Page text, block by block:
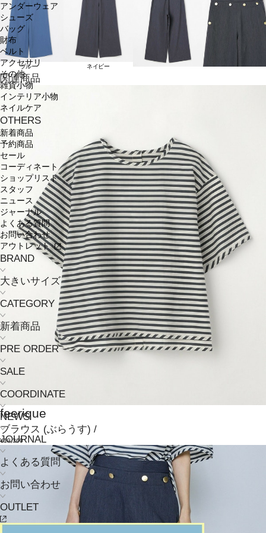
アンダーウェア
シューズ
バッグ
財布
ベルト
アクセサリ
その他
雑貨小物
インテリア小物
ネイルケア
OTHERS
新着商品
予約商品
セール
コーディネート
ショップリスト
スタッフ
ニュース
ジャーナル
よくある質問
お問い合わせ
アウトレット
BRAND
大きいサイズ
CATEGORY
新着商品
PRE ORDER
SALE
COORDINATE
NEWS
JOURNAL
よくある質問
お問い合わせ
OUTLET
ブルー ネイビー
関連商品
feerique
ブラウス (ぶらうす) /
¥19,360